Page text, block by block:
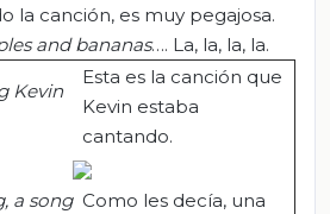
la canción, es muy pegajosa.
and bananas…. La, la, la, la.
Kevin
Esta es la canción que
Kevin estaba
cantando.
a song Como les decía, una